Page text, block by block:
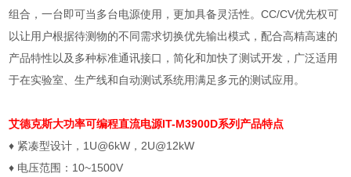
组合，一台即可当多台电源使用，更加具备灵活性。CC/CV优先权可
以让用户根据待测物的不同需求切换优先输出模式，配合高精高速的
产品特性以及多种标准通讯接口，简化和加快了测试开发，广泛适用
于在实验室、生产线和自动测试系统用满足多元的测试应用。
艾德克斯大功率可编程直流电源IT-M3900D系列产品特点
♦ 紧凑型设计，1U@6kW，2U@12kW
♦ 电压范围：10~1500V